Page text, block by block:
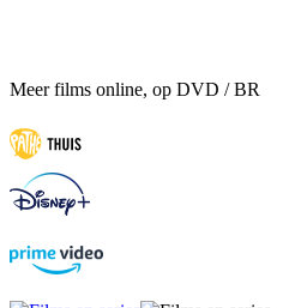
Meer films online, op DVD / BR